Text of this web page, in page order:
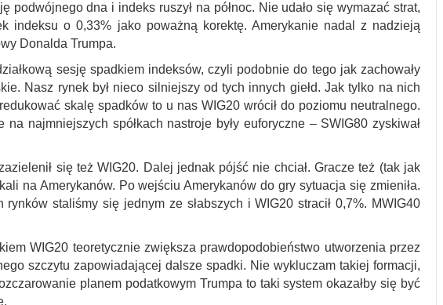
podwójnego dna i indeks ruszył na północ. Nie udało się wymazać strat,
indeksu o 0,33% jako poważną korektę. Amerykanie nadal z nadzieją
Donalda Trumpa.
sesję spadkiem indeksów, czyli podobnie do tego jak zachowały
Nasz rynek był nieco silniejszy od tych innych giełd. Jak tylko na nich
skalę spadków to u nas WIG20 wrócił do poziomu neutralnego.
na najmniejszych spółkach nastroje były euforyczne – SWIG80 zyskiwał
się też WIG20. Dalej jednak pójść nie chciał. Gracze też (tak jak
na Amerykanów. Po wejściu Amerykanów do gry sytuacja się zmieniła.
staliśmy się jednym ze słabszych i WIG20 stracił 0,7%. MWIG40
WIG20 teoretycznie zwiększa prawdopodobieństwo utworzenia przez
szczytu zapowiadającej dalsze spadki. Nie wykluczam takiej formacji,
planem podatkowym Trumpa to taki system okazałby się być